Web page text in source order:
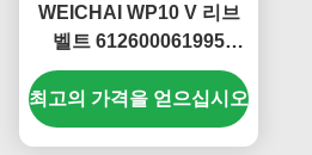
WEICHAI WP10 V 리브
벨트 612600061995
612600061361
10PK1068 내마모성
최고의 가격을 얻으십시오